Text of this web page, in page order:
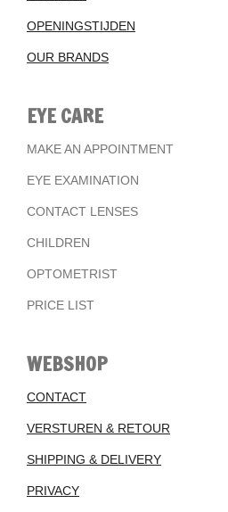
OPENINGSTIJDEN
OUR BRANDS
EYE CARE
MAKE AN APPOINTMENT
EYE EXAMINATION
CONTACT LENSES
CHILDREN
OPTOMETRIST
PRICE LIST
WEBSHOP
CONTACT
VERSTUREN & RETOUR
SHIPPING & DELIVERY
PRIVACY